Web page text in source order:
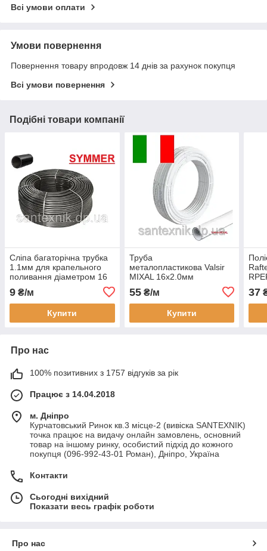
Всі умови оплати
Умови повернення
Повернення товару впродовж 14 днів за рахунок покупця
Всі умови повернення
Подібні товари компанії
Сліпа багаторічна трубка
1.1мм для крапельного
поливання діаметром 16
9 ₴/м
Купити
Труба
металопластикова Valsir
MIXAL 16x2.0мм
55₴/м
Купити
37
Про нас
100% позитивних з 1757 відгуків за рік
Працює з 14.04.2018
м. Дніпро
Курчатовський Ринок кв.3 місце-2 (вивіска SANTEXNIK)
точка працює на видачу онлайн замовлень, основний
товар на іншому ринку, особистий підхід до кожного
покупця (096-992-43-01 Роман), Дніпро, Україна
Контакти
Сьогодні вихідний
Показати весь графік роботи
Про нас